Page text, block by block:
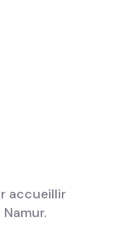
accueillir